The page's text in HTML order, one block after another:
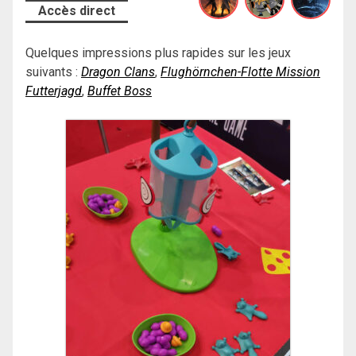
Accès direct
Quelques impressions plus rapides sur les jeux
suivants : Dragon Clans, Flughörnchen-Flotte Mission
Futterjagd, Buffet Boss